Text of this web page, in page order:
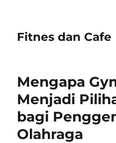
Fitnes dan Cafe
Mengapa
Menjadi
bagi
Olahraga